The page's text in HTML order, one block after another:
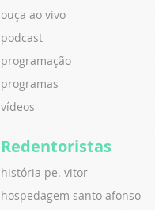
ouça ao vivo
podcast
programação
programas
vídeos
Redentoristas
história pe. vitor
hospedagem santo afonso